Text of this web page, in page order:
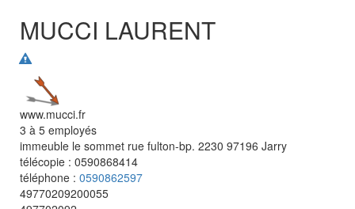
MUCCI LAURENT
www.mucci.fr
3 à 5 employés
immeuble le sommet rue fulton-bp. 2230 97196 Jarry
télécopie : 0590868414
téléphone : 0590862597
49770209200055